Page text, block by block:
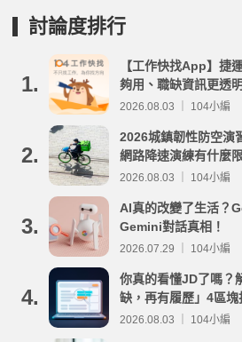
討論度排行
1.
【工作快找App】捷
夠用、職缺資訊更透
2026.08.03 ｜ 104小編
2.
2026城鎮韌性防空演
網路降速演練有什麼
事項整理
2026.08.03 ｜ 104小編
3.
AI真的改變了生活？
Gemini對話真相！
2026.07.29 ｜ 104小編
4.
你真的看懂JD了嗎？
缺，再有履歷」4區
2026.08.03 ｜ 104小編